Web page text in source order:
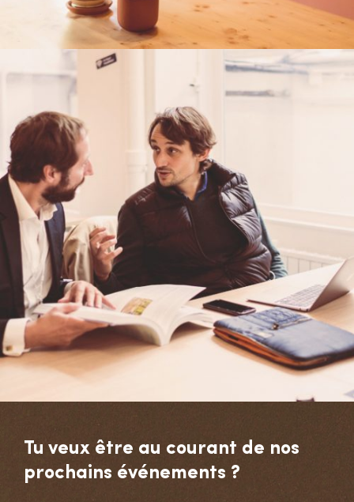
Tu veux être au courant de nos
prochains événements ?